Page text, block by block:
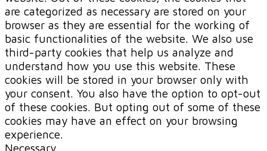
are categorized as necessary are stored on your
browser as they are essential for the working of
basic functionalities of the website. We also use
third-party cookies that help us analyze and
understand how you use this website. These
cookies will be stored in your browser only with
your consent. You also have the option to opt-out
of these cookies. But opting out of some of these
cookies may have an effect on your browsing
experience.
Necessary